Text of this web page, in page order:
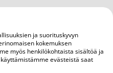
ja suorituskyvyn
kokemuksen
myös henkilökohtaista sisältöä ja
evästeistä saat